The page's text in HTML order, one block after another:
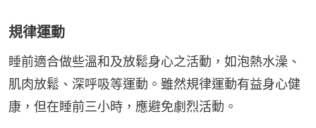
規律運動
睡前適合做些溫和及放鬆身心之活動，如泡熱水澡、
肌肉放鬆、深呼吸等運動。雖然規律運動有益身心健
康，但在睡前三小時，應避免劇烈活動。